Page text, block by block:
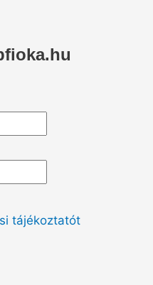
tájékoztatót